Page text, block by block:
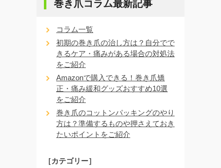
巻き爪コラム最新記事
コラム一覧
初期の巻き爪の治し方は？自分でで
きるケア・痛みがある場合の対処法
をご紹介
Amazonで購入できる！巻き爪矯
正・痛み緩和グッズおすすめ10選
をご紹介
巻き爪のコットンパッキングのやり
方は？準備するものや押さえておき
たいポイントをご紹介
［カテゴリー］